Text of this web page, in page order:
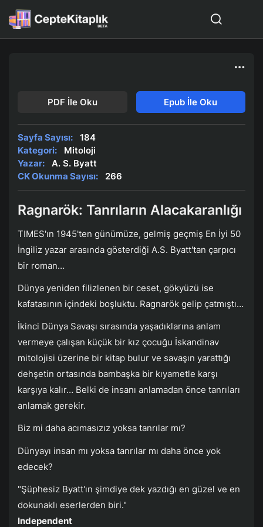
PDF İle Oku Epub İle Oku
Sayfa Sayısı:
184
Kategori:
Mitoloji
Yazar:
A. S. Byatt
CK Okunma Sayısı:
266
Ragnarök: Tanrıların Alacakaranlığı
TIMES'ın 1945'ten günümüze, gelmiş geçmiş En İyi 50
İngiliz yazar arasında gösterdiği A.S. Byatt'tan çarpıcı
bir roman…
Dünya yeniden filizlenen bir ceset, gökyüzü ise
kafatasının içindeki boşluktu. Ragnarök gelip çatmıştı…
İkinci Dünya Savaşı sırasında yaşadıklarına anlam
vermeye çalışan küçük bir kız çocuğu İskandinav
mitolojisi üzerine bir kitap bulur ve savaşın yarattığı
dehşetin ortasında bambaşka bir kıyametle karşı
karşıya kalır… Belki de insanı anlamadan önce tanrıları
anlamak gerekir.
Biz mi daha acımasızız yoksa tanrılar mı?
Dünyayı insan mı yoksa tanrılar mı daha önce yok
edecek?
"Şüphesiz Byatt'ın şimdiye dek yazdığı en güzel ve en
dokunaklı eserlerden biri."
Independent